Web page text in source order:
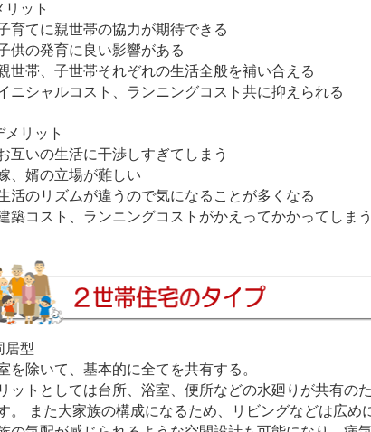
リット
育てに親世帯の協力が期待できる
供の発育に良い影響がある
世帯、子世帯それぞれの生活全般を補い合える
ニシャルコスト、ランニングコスト共に抑えられる
メリット
互いの生活に干渉しすぎてしまう
、婿の立場が難しい
活のリズムが違うので気になることが多くなる
築コスト、ランニングコストがかえってかかってしまう
居型
を除いて、基本的に全てを共有する。
ットとしては台所、浴室、便所などの水廻りが共有の
。 また大家族の構成になるため、リビングなどは広め